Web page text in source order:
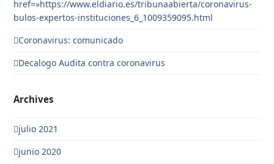
href=»https://www.eldiario.es/tribunaabierta/coronavirus-
bulos-expertos-instituciones_6_1009359095.html
Coronavirus: comunicado
Decalogo Audita contra coronavirus
Archives
julio 2021
junio 2020